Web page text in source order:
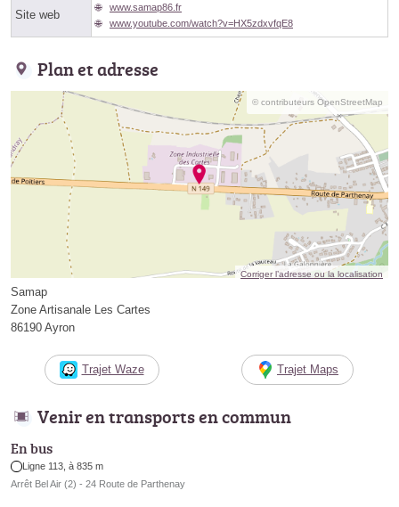
Site web
www.samap86.fr
www.youtube.com/watch?v=HX5zdxvfqE8
Plan et adresse
© contributeurs OpenStreetMap
Corriger l’adresse ou la localisation
Samap
Zone Artisanale Les Cartes
86190 Ayron
Trajet Waze Trajet Maps
Venir en transports en commun
En bus
Ligne 113, à 835 m
Arrêt Bel Air (2) - 24 Route de Parthenay